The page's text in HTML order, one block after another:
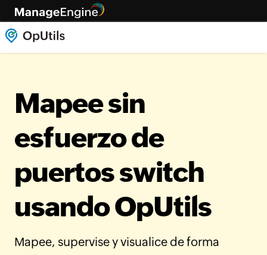
Mapee sin
esfuerzo de
puertos switch
usando OpUtils
Mapee, supervise y visualice de forma